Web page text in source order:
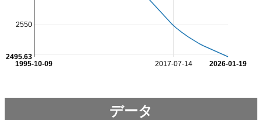
2017-07-14
1995-10-09 2026-01-19
2550
2495.63
データ